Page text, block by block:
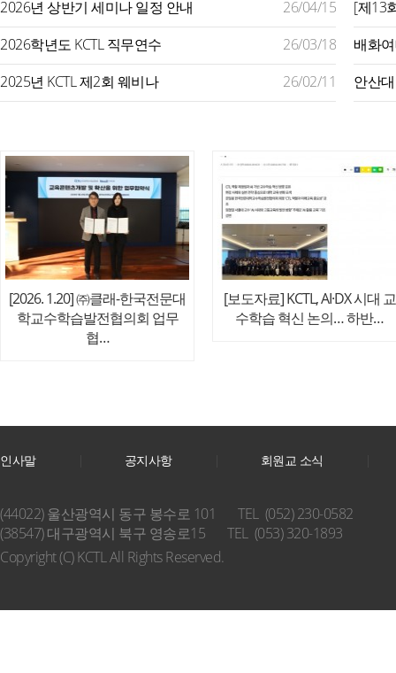
2026년 상반기 세미나 일정 안내
26/04/15
2026학년도 KCTL 직무연수
26/03/18
2025년 KCTL 제2회 웨비나
26/02/11
[2026. 1.20] ㈜클래-한국전문대
학교수학습발전협의회 업무
협…
[보도자료] KCTL, AI·DX 시대 교
수학습 혁신 논의… 하반…
인사말 공지사항 회원교 소식
(44022) 울산광역시 동구 봉수로 101
TEL (052) 230-0582
(38547) 대구광역시 북구 영송로15
TEL (053) 320-1893
Copyright (C) KCTL All Rights Reserved.